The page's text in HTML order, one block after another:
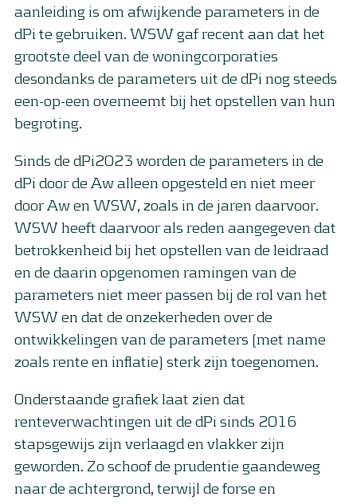
aanleiding is om afwijkende parameters in de
dPi te gebruiken. WSW gaf recent aan dat het
grootste deel van de woningcorporaties
desondanks de parameters uit de dPi nog steeds
een-op-een overneemt bij het opstellen van hun
begroting.
Sinds de dPi2023 worden de parameters in de
dPi door de Aw alleen opgesteld en niet meer
door Aw en WSW, zoals in de jaren daarvoor.
WSW heeft daarvoor als reden aangegeven dat
betrokkenheid bij het opstellen van de leidraad
en de daarin opgenomen ramingen van de
parameters niet meer passen bij de rol van het
WSW en dat de onzekerheden over de
ontwikkelingen van de parameters (met name
zoals rente en inflatie) sterk zijn toegenomen.
Onderstaande grafiek laat zien dat
renteverwachtingen uit de dPi sinds 2016
stapsgewijs zijn verlaagd en vlakker zijn
geworden. Zo schoof de prudentie gaandeweg
naar de achtergrond, terwijl de forse en